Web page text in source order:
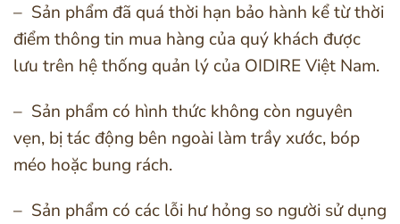
– Sản phẩm đã quá thời hạn bảo hành kể từ thời
điểm thông tin mua hàng của quý khách được
lưu trên hệ thống quản lý của OIDIRE Việt Nam.
– Sản phẩm có hình thức không còn nguyên
vẹn, bị tác động bên ngoài làm trầy xước, bóp
méo hoặc bung rách.
– Sản phẩm có các lỗi hư hỏng so người sử dụng